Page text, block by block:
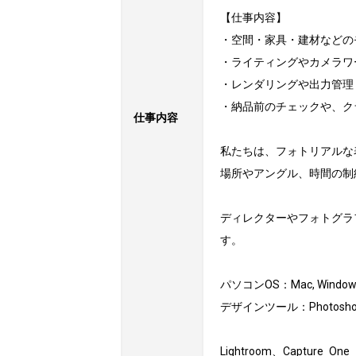
仕事内容
【仕事内容】
・空間・家具・建材など
・ライティングやカメラ
・レンダリングや出力管
・納品前のチェックや、
私たちは、フォトリアル
場所やアングル、時間の
ディレクターやフォトグ
す。
パソコンOS：Mac,
デザインツール：
Lightroom、Capture One